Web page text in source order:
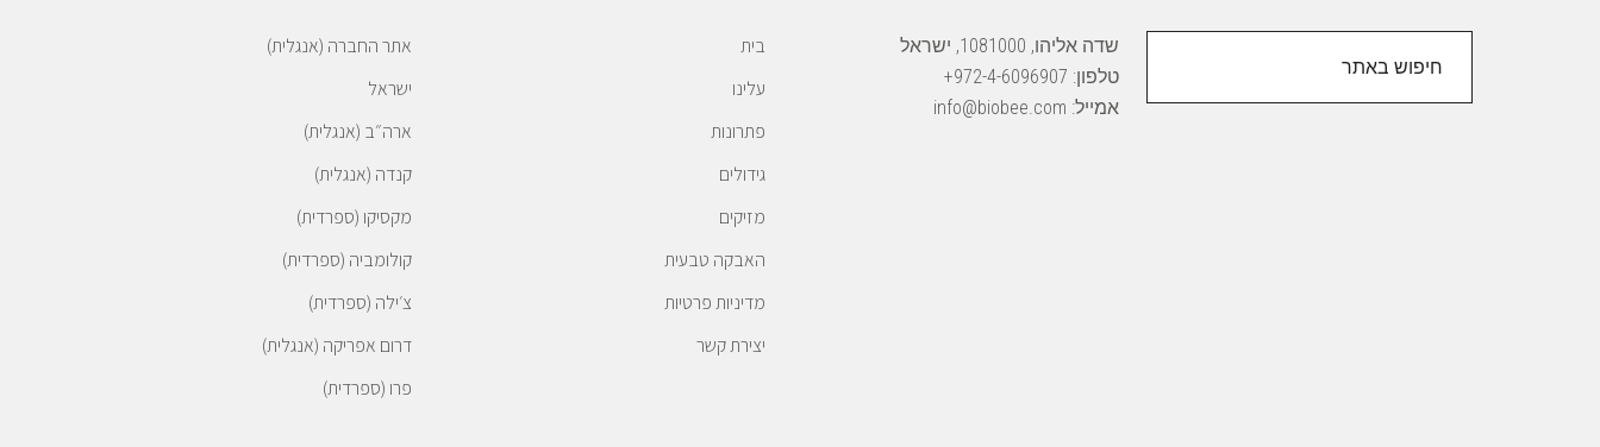
אתר החברה (אנגלית)
ישראל
ארה״ב (אנגלית)
קנדה (אנגלית)
מקסיקו (ספרדית)
קולומביה (ספרדית)
צ׳ילה (ספרדית)
דרום אפריקה (אנגלית)
פרו (ספרדית)
בית
עלינו
פתרונות
גידולים
מזיקים
האבקה טבעית
מדיניות פרטיות
יצירת קשר
שדה אליהו, 1081000, ישראל
טלפון: 972-4-6096907+
אמייל: info@biobee.com
באתר